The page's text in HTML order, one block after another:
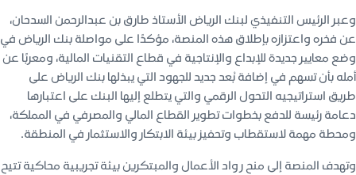
وعبر الرئيس التنفيذي لبنك الرياض الأستاذ طارق بن عبدالرحمن السدحان،
عن فخره واعتزازه بإطلاق هذه المنصة، مؤكدًا على مواصلة بنك الرياض في
وضع معايير جديدة للإبداع والإنتاجية في قطاع التقنيات المالية، ومعربًا عن
أمله بأن تسهم في إضافة بُعد جديد للجهود التي يبذلها بنك الرياض على
طريق استراتيجيه التحول الرقمي والتي يتطلع إليها البنك على اعتبارها
دعامة رئيسة للدفع بخطوات تطوير القطاع المالي والمصرفي في المملكة،
ومحطة مهمة لاستقطاب وتحفيز بيئة الابتكار والاستثمار في المنطقة.
وتهدف المنصة إلى منح رواد الأعمال والمبتكرين بيئة تجريبية محاكية تتيح